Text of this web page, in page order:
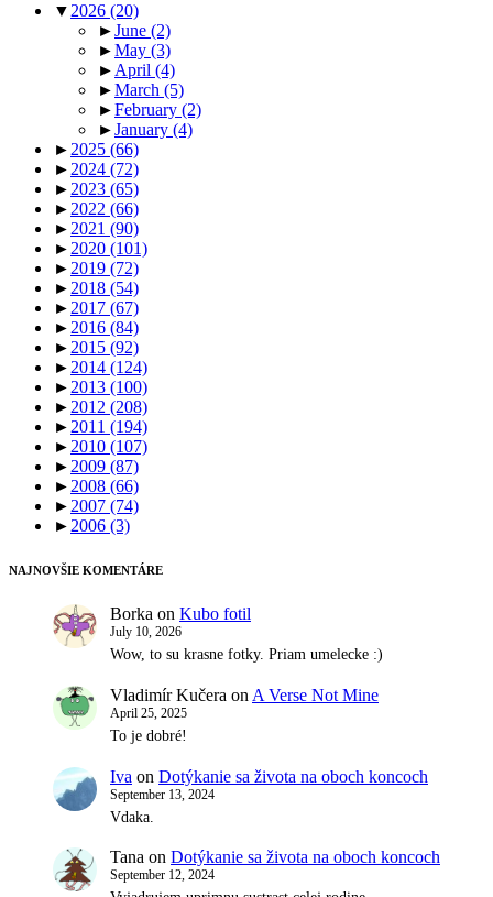
▼2026 (20)
►June (2)
►May (3)
►April (4)
►March (5)
►February (2)
►January (4)
►2025 (66)
►2024 (72)
►2023 (65)
►2022 (66)
►2021 (90)
►2020 (101)
►2019 (72)
►2018 (54)
►2017 (67)
►2016 (84)
►2015 (92)
►2014 (124)
►2013 (100)
►2012 (208)
►2011 (194)
►2010 (107)
►2009 (87)
►2008 (66)
►2007 (74)
►2006 (3)
NAJNOVŠIE KOMENTÁRE
Borka on Kubo fotil
July 10, 2026
Wow, to su krasne fotky. Priam umelecke :)
Vladimír Kučera on A Verse Not Mine
April 25, 2025
To je dobré!
Iva on Dotýkanie sa života na oboch koncoch
September 13, 2024
Vdaka.
Tana on Dotýkanie sa života na oboch koncoch
September 12, 2024